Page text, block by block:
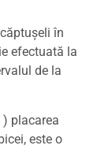
în
efectuată la
de la
placarea
este o